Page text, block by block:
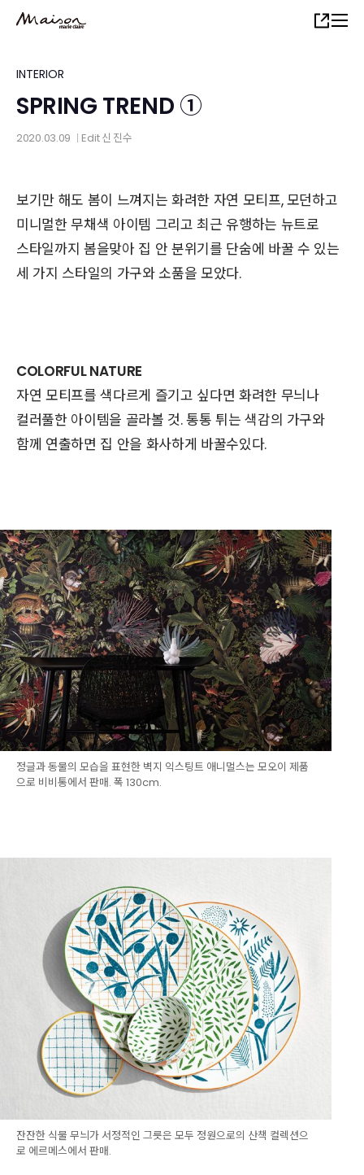
content
Share
INTERIOR
SPRING TREND ①
2020.03.09 Edit신 진수
보기만 해도 봄이 느껴지는 화려한 자연 모티프, 모던하고
미니멀한 무채색 아이템 그리고 최근 유행하는 뉴트로
스타일까지 봄을맞아 집 안 분위기를 단숨에 바꿀 수 있는
세 가지 스타일의 가구와 소품을 모았다.
COLORFUL NATURE
자연 모티프를 색다르게 즐기고 싶다면 화려한 무늬나
컬러풀한 아이템을 골라볼 것. 통통 튀는 색감의 가구와
함께 연출하면 집 안을 화사하게 바꿀수있다.
정글과 동물의 모습을 표현한 벽지 익스팅트 애니멀스는 모오이 제품
으로 비비통에서 판매. 폭 130cm.
잔잔한 식물 무늬가 서정적인 그릇은 모두 정원으로의 산책 컬렉션으
로 에르메스에서 판매.